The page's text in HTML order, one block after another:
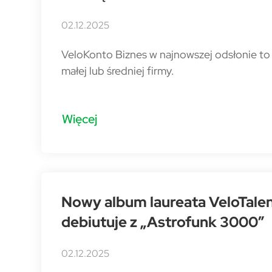
02.12.2025
VeloKonto Biznes w najnowszej odsłonie
małej lub średniej firmy.
Więcej
Nowy album laureata
debiutuje z „Astrofunk 3000”
02.12.2025